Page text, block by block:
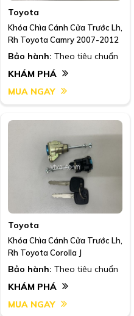
Toyota
Khóa Chìa Cánh Cửa Trước Lh,
Rh Toyota Camry 2007-2012
Bảo hành: Theo tiêu chuẩn
KHÁM PHÁ
MUA NGAY
Toyota
Khóa Chìa Cánh Cửa Trước Lh,
Rh Toyota Corolla J
Bảo hành: Theo tiêu chuẩn
KHÁM PHÁ
MUA NGAY